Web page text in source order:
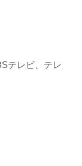
テレビ、テレ